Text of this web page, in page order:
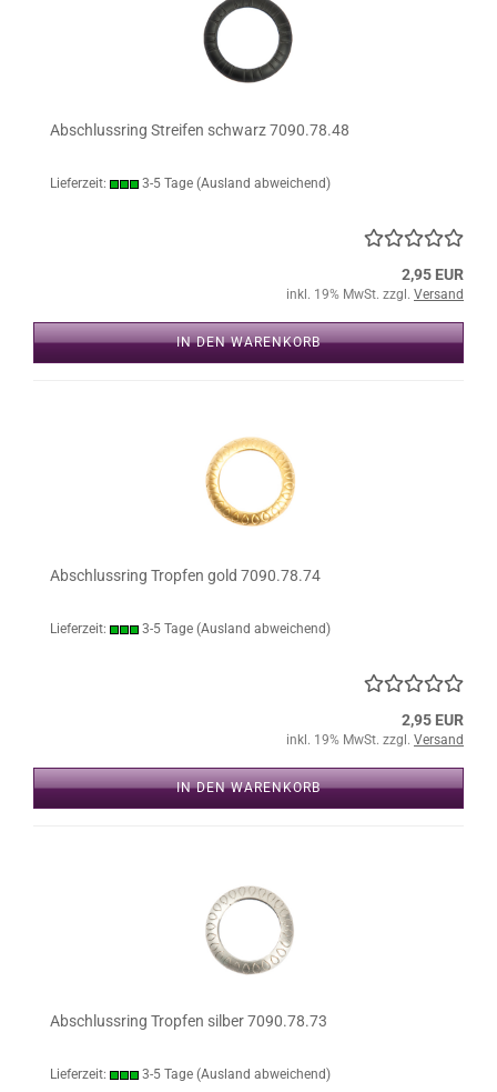
Abschlussring Streifen schwarz 7090.78.48
Lieferzeit: 3-5 Tage (Ausland abweichend)
2,95 EUR
inkl. 19% MwSt. zzgl. Versand
IN DEN WARENKORB
Abschlussring Tropfen gold 7090.78.74
Lieferzeit: 3-5 Tage (Ausland abweichend)
2,95 EUR
inkl. 19% MwSt. zzgl. Versand
IN DEN WARENKORB
Abschlussring Tropfen silber 7090.78.73
Lieferzeit: 3-5 Tage (Ausland abweichend)